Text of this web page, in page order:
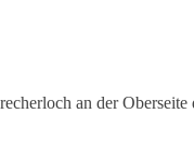
an der Oberseite